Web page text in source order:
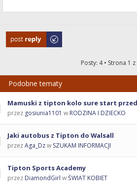
Odpowiedz
Posty: 4 • Strona 1 z
Podobne tematy
Mamuski z tipton kolo sure start
przez gosiunia1101 w RODZINA I DZIECKO
Jaki autobus z Tipton do Walsall
przezAga_Dzw SZUKAM INFORMACJI
Tipton Sports Academy
przez DiamondGirl wŚWIAT KOBIET